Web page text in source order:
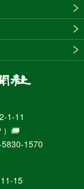
1-11
1570
15